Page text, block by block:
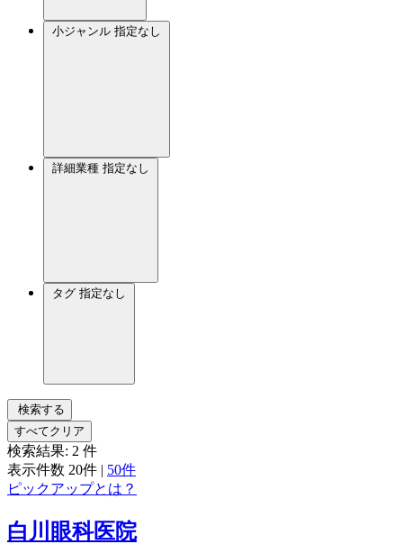
小ジャンル 指定なし
詳細業種 指定なし
タグ 指定なし
検索する
すべてクリア
検索結果: 2 件
表示件数 20件 | 50件
ピックアップとは？
白川眼科医院